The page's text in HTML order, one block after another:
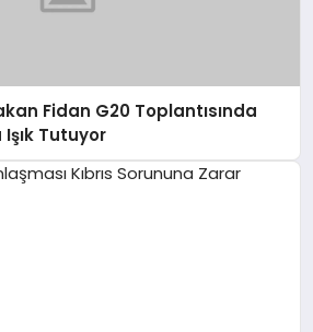
Fidan G20 Toplantısında
Tutuyor